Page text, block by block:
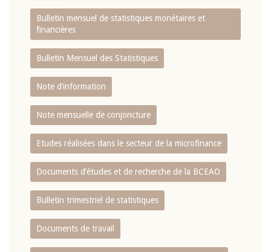
Bulletin mensuel de statistiques monétaires et
financières
Bulletin Mensuel des Statistiques
Note d’information
Note mensuelle de conjoncture
Etudes réalisées dans le secteur de la microfinance
Documents d’études et de recherche de la BCEAO
Bulletin trimestriel de statistiques
Documents de travail